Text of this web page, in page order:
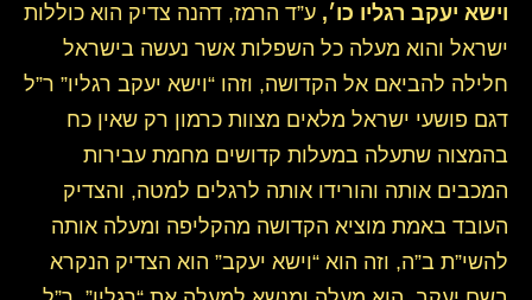
וישא יעקב רגליו כו׳, ע”ד הרמז, דהנה צדיק הוא כוללות
ישראל והוא מעלה כל השפלות אשר נעשה בישראל
חלילה להביאם אל הקדושה, וזהו “וישא יעקב רגליו” ר”ל
דגם פושעי ישראל מלאים מצוות כרמון רק שאין כח
בהמצוה שתעלה במעלות קדושים מחמת עבירות
המכבים אותה והורידו אותה לרגלים למטה, והצדיק
העובד באמת מוציא הקדושה מהקליפה ומעלה אותה
להשי”ת ב”ה, וזה הוא “וישא יעקב” הוא הצדיק הנקרא